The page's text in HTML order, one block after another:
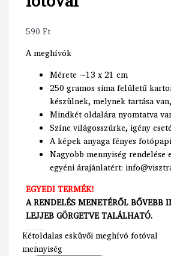
590 Ft
A meghívók
Mérete ~13 x 21 cm
250 gramos sima felületű
készülnek, melynek tartása
Mindkét oldalára nyomtatva
Színe világosszürke, igény
A képek anyaga fényes
Nagyobb mennyiség rendelése
egyéni árajánlatért:
EGYEDI TERMÉK!
A RENDELÉS MENETÉRŐL BŐVEBB
LEJJEB GÖRGETVE TALÁLHATÓ.
-
Kétoldalas esküvői meghívó fotóval
mennyiség